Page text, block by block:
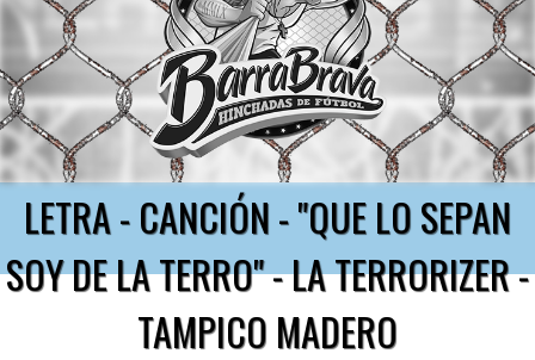
LETRA - CANCIÓN - "QUE LO SEPAN
SOY DE LA TERRO" - LA TERRORIZER -
TAMPICO MADERO